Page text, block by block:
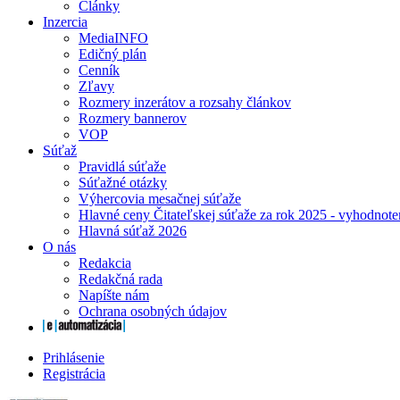
Články
Inzercia
MediaINFO
Edičný plán
Cenník
Zľavy
Rozmery inzerátov a rozsahy článkov
Rozmery bannerov
VOP
Súťaž
Pravidlá súťaže
Súťažné otázky
Výhercovia mesačnej súťaže
Hlavné ceny Čitateľskej súťaže za rok 2025 -
Hlavná súťaž 2026
O nás
Redakcia
Redakčná rada
Napíšte nám
Ochrana osobných údajov
Prihlásenie
Registrácia